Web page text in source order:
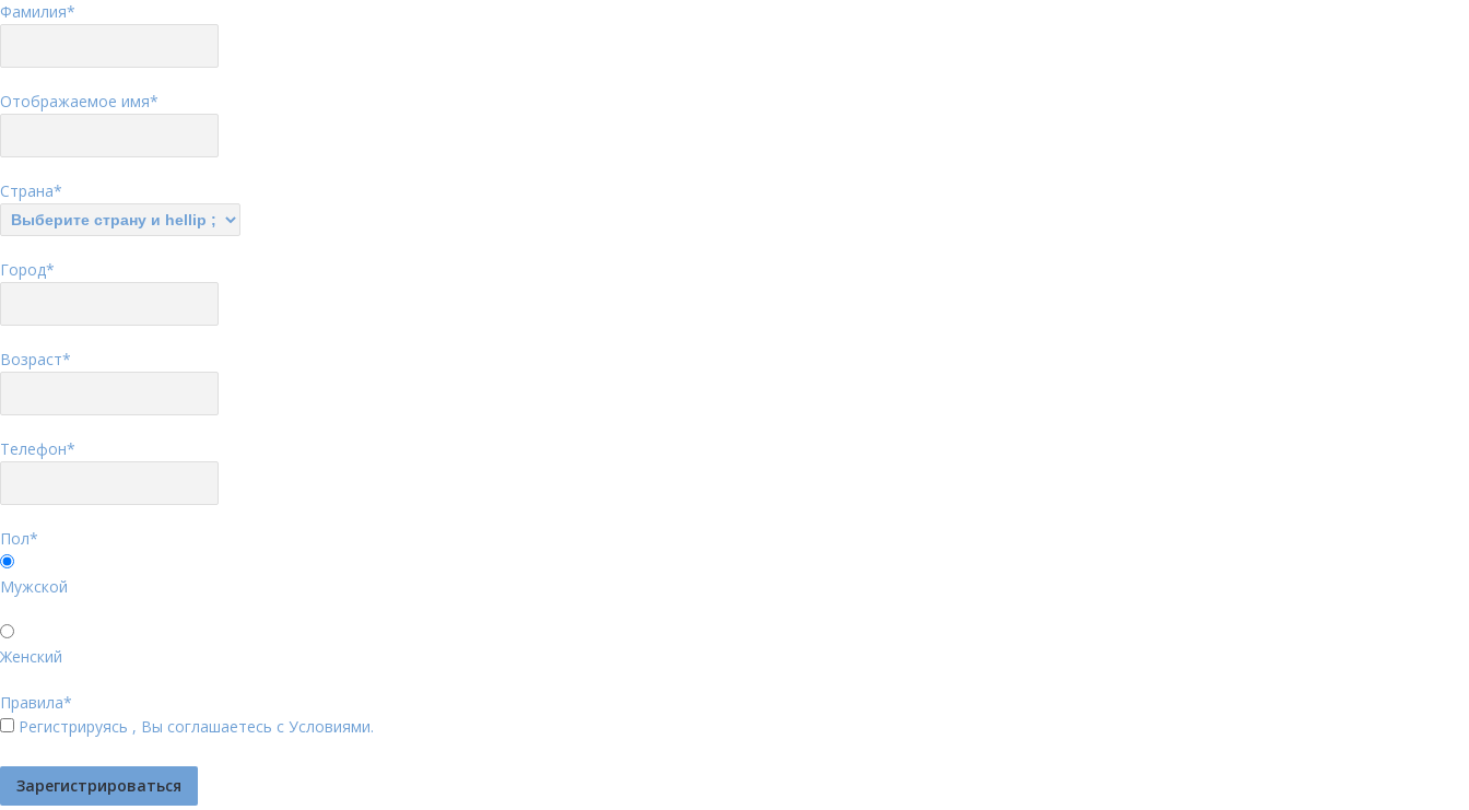
Фамилия*
Отображаемое имя*
Страна*
Город*
Возраст*
Телефон*
Пол*
Мужской
Женский
Правила*
Регистрируясь , Вы соглашаетесь с Условиями.